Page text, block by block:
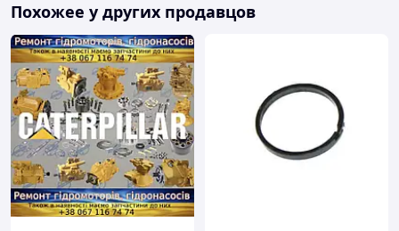
Похожее у других продавцов